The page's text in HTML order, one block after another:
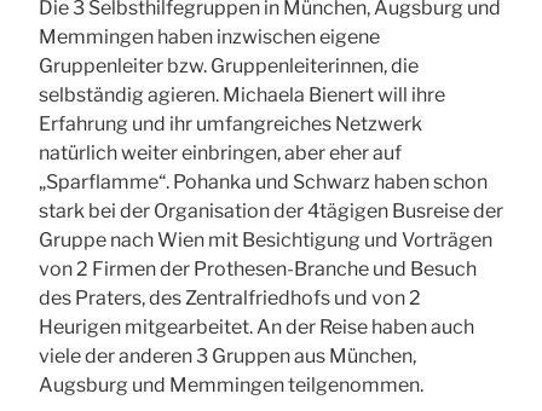
Die 3 Selbsthilfegruppen in München, Augsburg und
Memmingen haben inzwischen eigene
Gruppenleiter bzw. Gruppenleiterinnen, die
selbständig agieren. Michaela Bienert will ihre
Erfahrung und ihr umfangreiches Netzwerk
natürlich weiter einbringen, aber eher auf
„Sparflamme“. Pohanka und Schwarz haben schon
stark bei der Organisation der 4tägigen Busreise der
Gruppe nach Wien mit Besichtigung und Vorträgen
von 2 Firmen der Prothesen-Branche und Besuch
des Praters, des Zentralfriedhofs und von 2
Heurigen mitgearbeitet. An der Reise haben auch
viele der anderen 3 Gruppen aus München,
Augsburg und Memmingen teilgenommen.